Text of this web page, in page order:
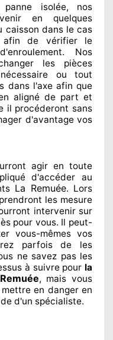
isolée, nos
en quelques
caisson dans le cas
de vérifier le
Nos
les pièces
ou tout
dans l'axe afin que
aligné de part et
il procéderont sans
d'avantage vos
agir en toute
d'accéder au
La Remuée. Lors
prendront les mesure
intervenir sur
pour vous. Il peut-
vous-mêmes vos
parfois de les
ne savez pas les
à suivre pour la
, mais vous
en danger en
d'un spécialiste.